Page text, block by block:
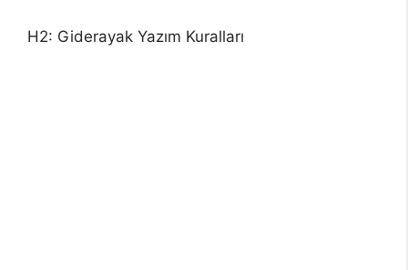
H2: Giderayak Yazım Kuralları